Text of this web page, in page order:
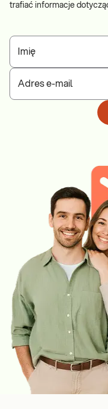
trafiać informacje
Imię
Adres e-mail